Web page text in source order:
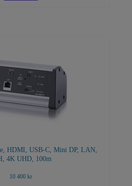
HDMI, USB-C, Mini DP, LAN,
4K UHD, 100m
10 400 kr